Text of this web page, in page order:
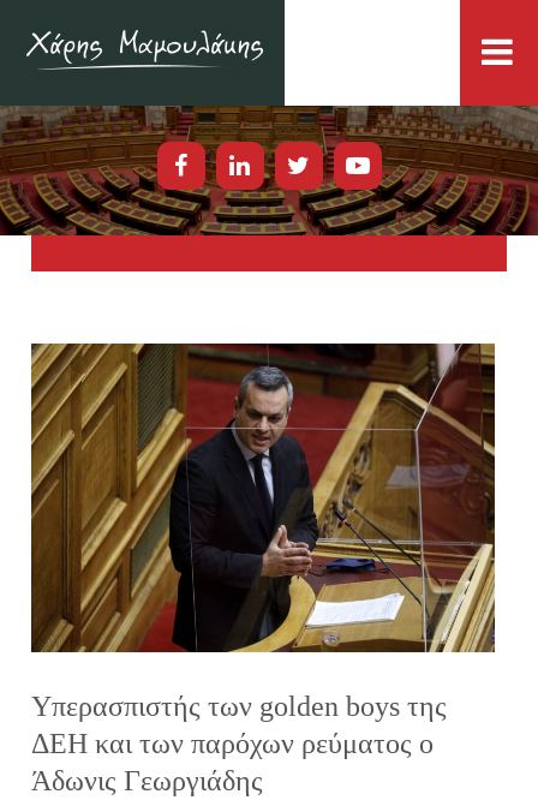
Υπερασπιστής των golden boys της
ΔΕΗ και των παρόχων ρεύματος ο
Άδωνις Γεωργιάδης